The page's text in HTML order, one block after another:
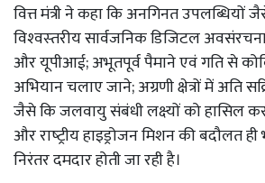
वित्त मंत्री ने कहा कि अनगिनत उपलब्धियों
विश्‍वस्‍तरीय सार्वजनिक डिजिटल
और यूपीआई; अभूतपूर्व पैमाने एवं गति से
अभियान चलाए जाने; अग्रणी क्षेत्रों में अति
जैसे कि जलवायु संबंधी लक्ष्‍यों को हासिल
और राष्‍ट्रीय हाइड्रोजन मिशन की बदौलत
निरंतर दमदार होती जा रही है।